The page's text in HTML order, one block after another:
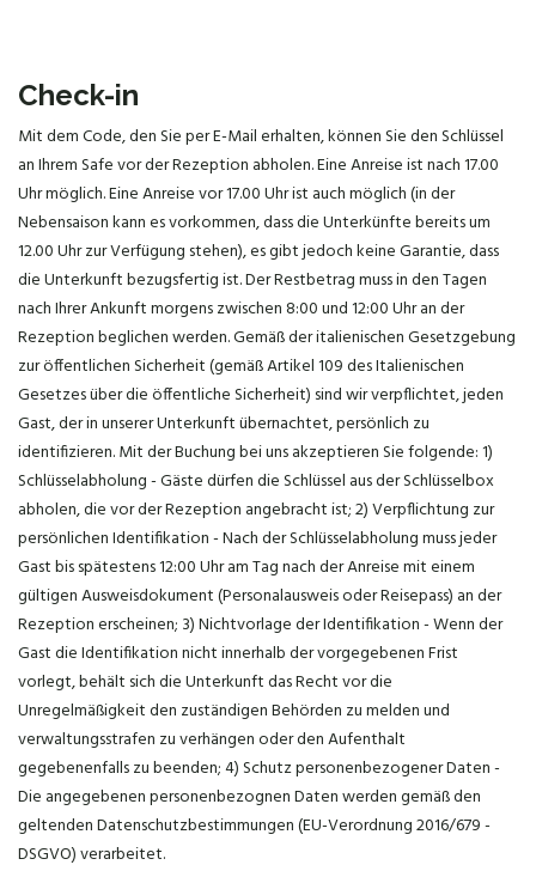
Check-in
Mit dem Code, den Sie per E-Mail erhalten, können Sie den Schlüssel
an Ihrem Safe vor der Rezeption abholen. Eine Anreise ist nach 17.00
Uhr möglich. Eine Anreise vor 17.00 Uhr ist auch möglich (in der
Nebensaison kann es vorkommen, dass die Unterkünfte bereits um
12.00 Uhr zur Verfügung stehen), es gibt jedoch keine Garantie, dass
die Unterkunft bezugsfertig ist. Der Restbetrag muss in den Tagen
nach Ihrer Ankunft morgens zwischen 8:00 und 12:00 Uhr an der
Rezeption beglichen werden. Gemäß der italienischen Gesetzgebung
zur öffentlichen Sicherheit (gemäß Artikel 109 des Italienischen
Gesetzes über die öffentliche Sicherheit) sind wir verpflichtet, jeden
Gast, der in unserer Unterkunft übernachtet, persönlich zu
identifizieren. Mit der Buchung bei uns akzeptieren Sie folgende: 1)
Schlüsselabholung - Gäste dürfen die Schlüssel aus der Schlüsselbox
abholen, die vor der Rezeption angebracht ist; 2) Verpflichtung zur
persönlichen Identifikation - Nach der Schlüsselabholung muss jeder
Gast bis spätestens 12:00 Uhr am Tag nach der Anreise mit einem
gültigen Ausweisdokument (Personalausweis oder Reisepass) an der
Rezeption erscheinen; 3) Nichtvorlage der Identifikation - Wenn der
Gast die Identifikation nicht innerhalb der vorgegebenen Frist
vorlegt, behält sich die Unterkunft das Recht vor die
Unregelmäßigkeit den zuständigen Behörden zu melden und
verwaltungsstrafen zu verhängen oder den Aufenthalt
gegebenenfalls zu beenden; 4) Schutz personenbezogener Daten -
Die angegebenen personenbezognen Daten werden gemäß den
geltenden Datenschutzbestimmungen (EU-Verordnung 2016/679 -
DSGVO) verarbeitet.